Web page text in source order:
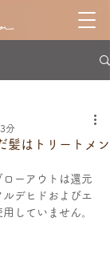
髪はトリートメン
分
ーアウトは還元
デヒドおよびエ
していません。